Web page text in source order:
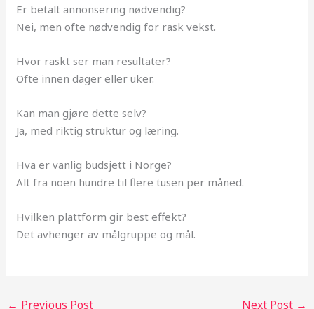
Er betalt annonsering nødvendig?
Nei, men ofte nødvendig for rask vekst.
Hvor raskt ser man resultater?
Ofte innen dager eller uker.
Kan man gjøre dette selv?
Ja, med riktig struktur og læring.
Hva er vanlig budsjett i Norge?
Alt fra noen hundre til flere tusen per måned.
Hvilken plattform gir best effekt?
Det avhenger av målgruppe og mål.
← Previous Post Next Post →